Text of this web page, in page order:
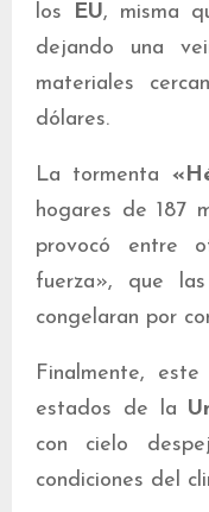
los EU, misma
dejando una
materiales
dólares.
La tormenta
hogares de 187
provocó entre
fuerza», que
congelaran por
Finalmente,
estados de la
con cielo
condiciones del